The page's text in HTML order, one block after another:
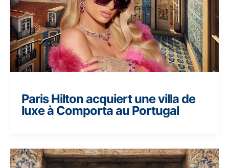
Paris Hilton acquiert une villa de
luxe à Comporta au Portugal